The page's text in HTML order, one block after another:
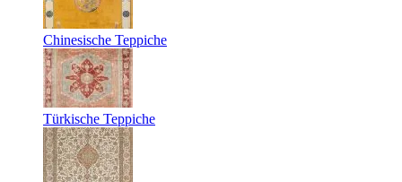
Chinesische Teppiche
Türkische Teppiche